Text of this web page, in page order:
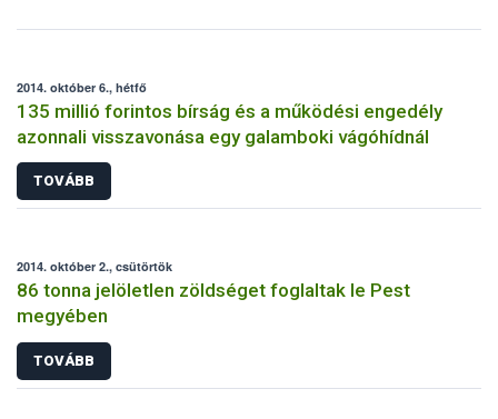
avokádót és a kereskedők polcain egyre nagyobb mennyiségben
déligyümölcs-fogyasztás közel 12 kilogramm.
2014. október 6., hétfő
135 millió forintos bírság és a működési engedély
azonnali visszavonása egy galamboki vágóhídnál
TOVÁBB
2014. október 2., csütörtök
86 tonna jelöletlen zöldséget foglaltak le Pest
megyében
TOVÁBB